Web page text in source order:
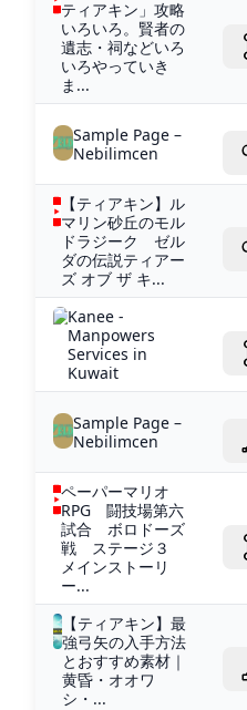
ティアキン」攻略
いろいろ。賢者の
遺志・祠などいろ
いろやっていき
ま...
Sample Page –
Nebilimcen
【ティアキン】ル
マリン砂丘のモル
ドラジーク ゼル
ダの伝説ティアー
ズ オブ ザ キ...
Kanee -
Manpowers
Services in
Kuwait
Sample Page –
Nebilimcen
ペーパーマリオ
RPG 闘技場第六
試合 ボロドーズ
戦 ステージ３
メインストーリ
ー...
【ティアキン】最
強弓矢の入手方法
とおすすめ素材｜
黄昏・オオワ
シ・...